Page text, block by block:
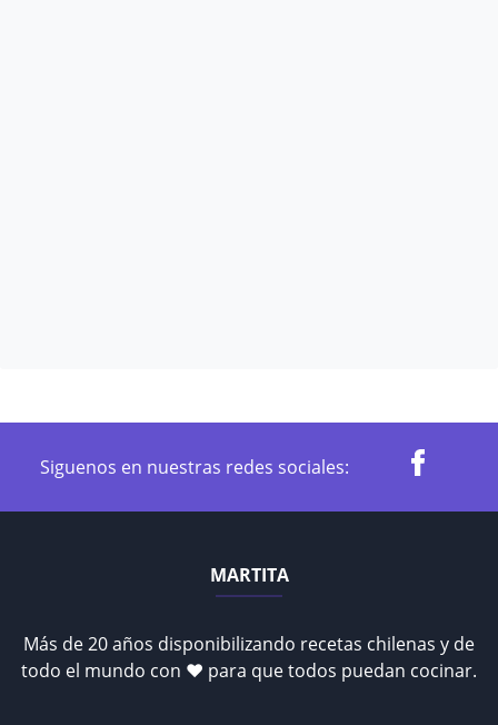
Siguenos en nuestras redes sociales:
MARTITA
Más de 20 años disponibilizando recetas chilenas y de
todo el mundo con ♥ para que todos puedan cocinar.